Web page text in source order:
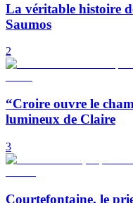
La véritable histoire
Saumos
2
“Croire ouvre le
lumineux de Claire
3
Courtefontaine, le